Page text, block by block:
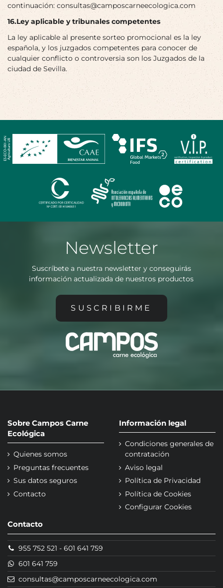
continuación: consultas@camposcarneecologica.com
16.Ley aplicable y tribunales competentes
La ley aplicable al presente sorteo promocional es la ley
española, y los juzgados competentes para conocer de
cualquier conflicto o controversia son los Juzgados de la
ciudad de Sevilla.
Newsletter
Suscríbete a nuestra newsletter y conseguirás
información actualizada de nuestros productos
SUSCRIBIRME
Sobre Campos Carne
Ecológica
Quienes somos
Preguntas frecuentes
Sus datos seguros
Contacto
Información legal
Condiciones generales de
contratación
Aviso legal
Política de Privacidad
Política de Cookies
Configurar Cookies
Contacto
955 752 521 -601 641 759
601 641 759
consultas@camposcarneecologica.com